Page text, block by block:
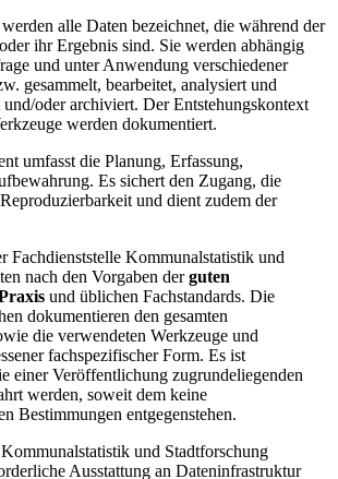
alle Daten bezeichnet, die während der
ihr Ergebnis sind. Sie werden abhängig
und unter Anwendung verschiedener
gesammelt, bearbeitet, analysiert und
oder archiviert. Der Entstehungskontext
werden dokumentiert.
umfasst die Planung, Erfassung,
Es sichert den Zugang, die
und dient zudem der
Fachdienststelle Kommunalstatistik und
nach den Vorgaben derguten
und üblichen Fachstandards. Die
dokumentieren den gesamten
die verwendeten Werkzeuge und
fachspezifischer Form. Es ist
einer Veröffentlichung zugrundeliegenden
werden, soweit dem keine
Bestimmungen entgegenstehen.
und Stadtforschung
Ausstattung an Dateninfrastruktur